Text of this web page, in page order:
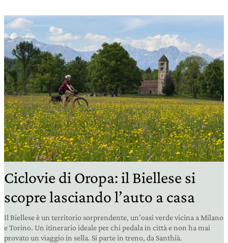
Ciclovie di Oropa: il Biellese si
scopre lasciando l’auto a casa
Il Biellese è un territorio sorprendente, un’oasi verde vicina a Milano
e Torino. Un itinerario ideale per chi pedala in città e non ha mai
provato un viaggio in sella. Si parte in treno, da Santhià.